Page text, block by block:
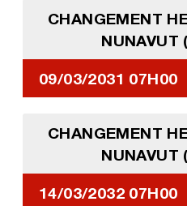
CHANGEMENT
NUNAVUT
09/03/2031 07H00
CHANGEMENT
NUNAVUT
14/03/2032 07H00